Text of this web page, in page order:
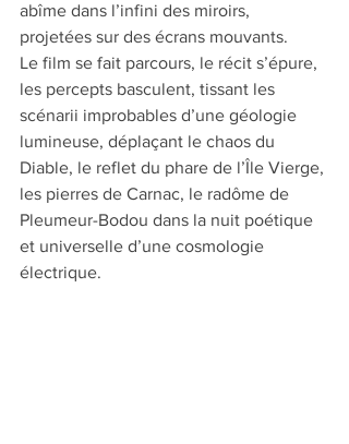
abîme dans l’infini des miroirs,
projetées sur des écrans mouvants.
Le film se fait parcours, le récit s’épure,
les percepts basculent, tissant les
scénarii improbables d’une géologie
lumineuse, déplaçant le chaos du
Diable, le reflet du phare de l’Île Vierge,
les pierres de Carnac, le radôme de
Pleumeur-Bodou dans la nuit poétique
et universelle d’une cosmologie
électrique.